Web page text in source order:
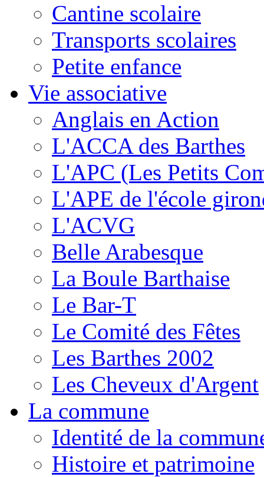
Cantine scolaire
Transports scolaires
Petite enfance
Vie associative
Anglais en Action
L'ACCA des Barthes
L'APC (Les Petits
L'APE de l'école
L'ACVG
Belle Arabesque
La Boule Barthaise
Le Bar-T
Le Comité des Fêtes
Les Barthes 2002
Les Cheveux d'Argent
La commune
Identité de la
Histoire et patrimoine